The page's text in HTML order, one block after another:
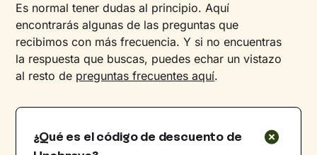
Es normal tener dudas al principio. Aquí
encontrarás algunas de las preguntas que
recibimos con más frecuencia. Y si no encuentras
la respuesta que buscas, puedes echar un vistazo
al resto de preguntas frecuentes aquí.
¿Qué es el código de descuento de